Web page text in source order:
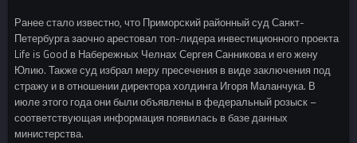
Ранее стало известно, что Приморский районный суд Санкт-
Петербурга заочно арестовал топ-лидера инвестиционного проекта
Life is Good в Набережных Челнах Сергея Санникова и его жену
Юлию. Также суд избрал меру пресечения в виде заключения под
стражу и в отношении директора холдинга Игоря Маланчука. В
июле этого года они были объявлены в федеральный розыск –
соответствующая информация появилась в базе данных
министерства.